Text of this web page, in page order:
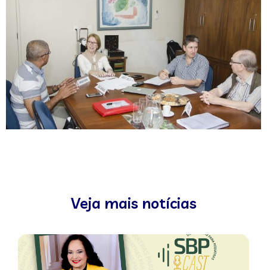
Veja mais notícias